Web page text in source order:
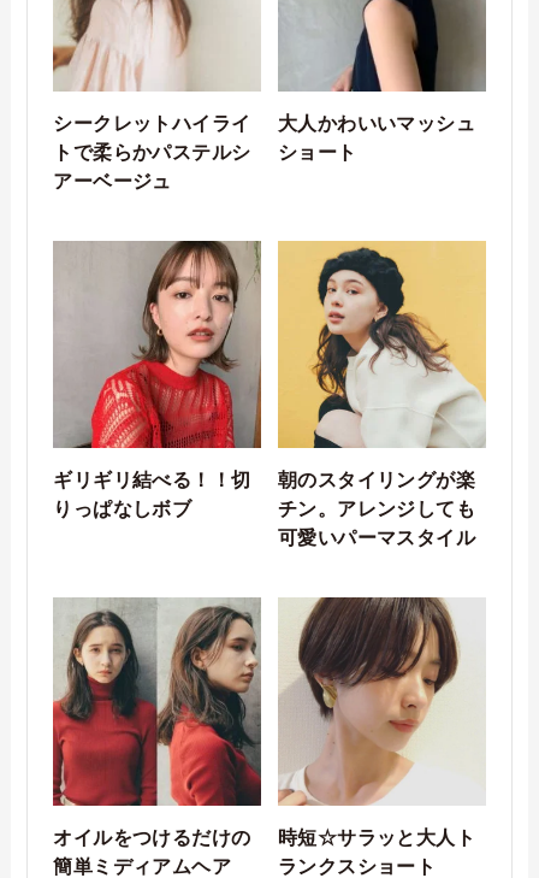
シークレットハイライ
トで柔らかパステルシ
アーベージュ
大人かわいいマッシュ
ショート
ギリギリ結べる！！切
りっぱなしボブ
朝のスタイリングが楽
チン。アレンジしても
可愛いパーマスタイル
オイルをつけるだけの
簡単ミディアムヘア
時短☆サラッと大人ト
ランクスショート